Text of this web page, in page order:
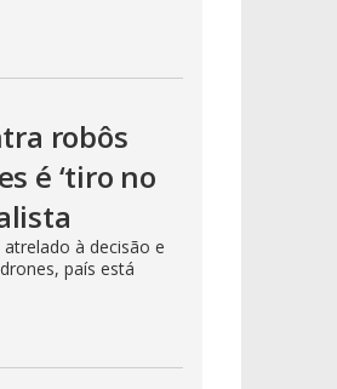
robôs
é ‘tiro no
à decisão e
país está